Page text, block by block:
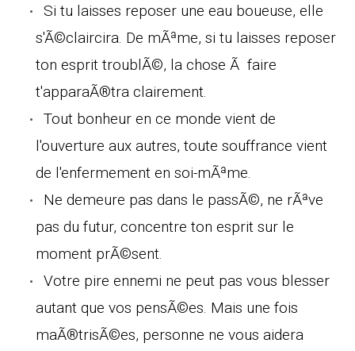
Si tu laisses reposer une eau boueuse, elle
s'Ã©claircira. De mÃªme, si tu laisses reposer
ton esprit troublÃ©, la chose Ã faire
t'apparaÃ®tra clairement.
Tout bonheur en ce monde vient de
l'ouverture aux autres, toute souffrance vient
de l'enfermement en soi-mÃªme.
Ne demeure pas dans le passÃ©, ne rÃªve
pas du futur, concentre ton esprit sur le
moment prÃ©sent.
Votre pire ennemi ne peut pas vous blesser
autant que vos pensÃ©es. Mais une fois
maÃ®trisÃ©es, personne ne vous aidera